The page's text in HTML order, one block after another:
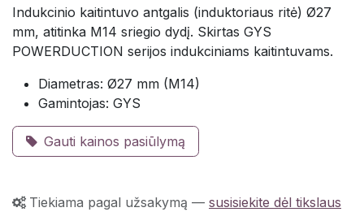
Indukcinio kaitintuvo antgalis (induktoriaus ritė) Ø27
mm, atitinka M14 sriegio dydį. Skirtas GYS
POWERDUCTION serijos indukciniams kaitintuvams.
Diametras: Ø27 mm (M14)
Gamintojas: GYS
Gauti kainos pasiūlymą
Tiekiama pagal užsakymą — susisiekite dėl tikslaus